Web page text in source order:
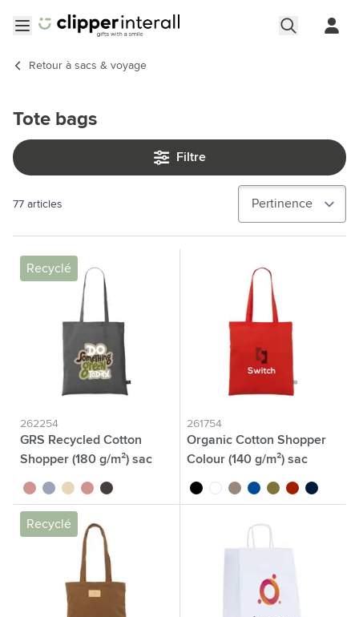
Retour à sacs & voyage
Tote bags
Filtre
77 articles
Recyclé
262254
GRS Recycled Cotton
Shopper (180 g/m²) sac
gris bleu beigerougegris foncé
261754
Organic Cotton Shopper
Colour (140 g/m²) sac
noir blancgris bleu vert olive
rougebleu foncé
Recyclé